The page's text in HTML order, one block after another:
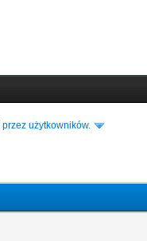
przez użytkowników.